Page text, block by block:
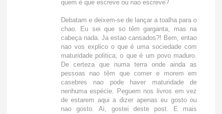
quem é que escreve ou nao escreve?
Debatam e deixem-se de lançar a toalha para o
chao. Eu sei que so têm garganta, mas na
cabeça nada. Ja estao cansados?! Bem, entao
nao vos explico o que é uma sociedade com
maturidade politica; o que é um povo maduro.
De certeza que numa terra onde ainda as
pessoas nao têm que comer e morem em
casebres nao pode haver maturidade de
nenhuma espécie. Peguem nos livros em vez
de estarem aqui a dizer apenas eu gosto ou
nao gosto. Ai, gostei deste post. E mais